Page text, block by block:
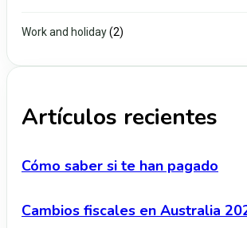
Work and holiday(2)
Artículos recientes
Cómo saber si te han pagado
Cambios fiscales en Australia